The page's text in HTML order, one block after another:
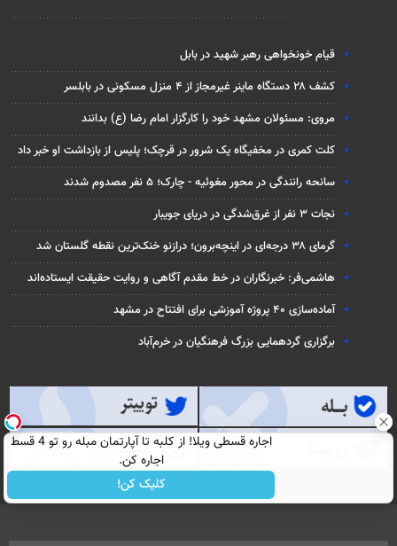
قیام خونخواهی رهبر شهید در بابل
کشف ۲۸ دستگاه ماینر غیرمجاز از ۴ منزل مسکونی در بابلسر
مروی: مسئولان مشهد خود را کارگزار امام رضا (ع) بدانند
کلت کمری در مخفیگاه یک شرور در قرچک؛ پلیس از بازداشت او خبر داد
سانحه رانندگی در محور مغوئیه - چارک؛ ۵ نفر مصدوم شدند
نجات ۳ نفر از غرق‌شدگی در دریای جویبار
گرمای ۳۸ درجه‌ای در اینچه‌برون؛ درازنو خنک‌ترین نقطه گلستان شد
هاشمی‌فر​​​​​​​: خبرنگاران در خط مقدم آگاهی و روایت حقیقت ایستاده‌اند
آماده‌سازی ۴۰ پروژه آموزشی برای افتتاح در مشهد
برگزاری گردهمایی بزرگ فرهنگیان در خرم‌آباد
اجاره‌ قسطی ویلا! از کلبه تا آپارتمان مبله رو تو 4 قسط
اجاره کن.
کلیک کن!